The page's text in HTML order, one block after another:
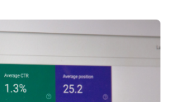
Блог
Контакты